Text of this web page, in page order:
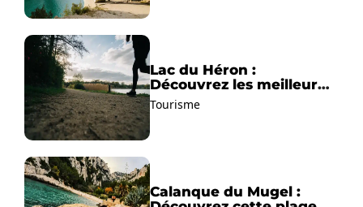
Lac du Héron :
Découvrez les meilleurs
sentiers de randonnée !
Tourisme
Calanque du Mugel :